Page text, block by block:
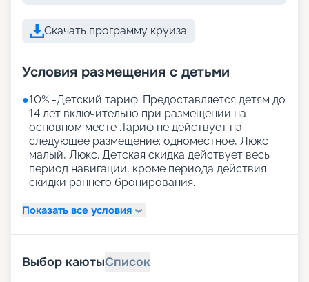
Скачать программу круиза
Условия размещения с детьми
●10% -Детский тариф. Предоставляется детям до
14 лет включительно при размещении на
основном месте .Тариф не действует на
следующее размещение: одноместное, Люкс
малый, Люкс. Детская скидка действует весь
период навигации, кроме периода действия
скидки раннего бронирования.
Показать все условия
Выбор каютыСписок